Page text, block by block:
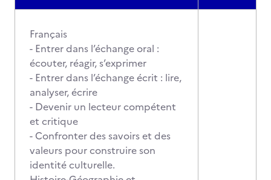
Français
- Entrer dans l’échange oral :
écouter, réagir, s’exprimer
- Entrer dans l’échange écrit : lire,
analyser, écrire
- Devenir un lecteur compétent
et critique
- Confronter des savoirs et des
valeurs pour construire son
identité culturelle.